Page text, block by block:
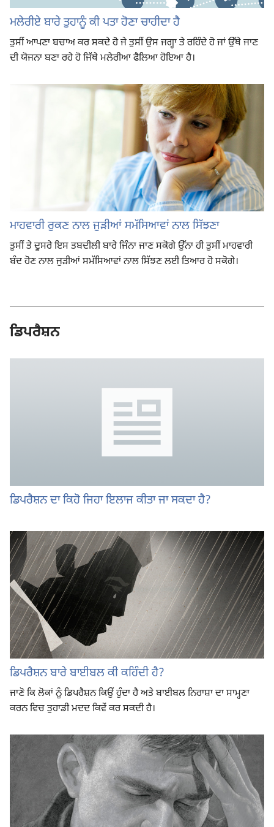
ਮਲੇਰੀਏ ਬਾਰੇ ਤੁਹਾਨੂੰ ਕੀ ਪਤਾ ਹੋਣਾ ਚਾਹੀਦਾ ਹੈ
ਤੁਸੀਂ ਆਪਣਾ ਬਚਾਅ ਕਰ ਸਕਦੇ ਹੋ ਜੇ ਤੁਸੀਂ ਉਸ ਜਗ੍ਹਾ ਤੇ ਰਹਿੰਦੇ ਹੋ ਜਾਂ ਉੱਥੇ ਜਾਣ
ਦੀ ਯੋਜਨਾ ਬਣਾ ਰਹੇ ਹੋ ਜਿੱਥੇ ਮਲੇਰੀਆ ਫੈਲਿਆ ਹੋਇਆ ਹੈ।
ਮਾਹਵਾਰੀ ਰੁਕਣ ਨਾਲ ਜੁੜੀਆਂ ਸਮੱਸਿਆਵਾਂ ਨਾਲ ਸਿੱਝਣਾ
ਤੁਸੀਂ ਤੇ ਦੂਸਰੇ ਇਸ ਤਬਦੀਲੀ ਬਾਰੇ ਜਿੰਨਾ ਜਾਣ ਸਕੋਗੇ ਉੱਨਾ ਹੀ ਤੁਸੀਂ ਮਾਹਵਾਰੀ
ਬੰਦ ਹੋਣ ਨਾਲ ਜੁੜੀਆਂ ਸਮੱਸਿਆਵਾਂ ਨਾਲ ਸਿੱਝਣ ਲਈ ਤਿਆਰ ਹੋ ਸਕੋਗੇ।
ਡਿਪਰੈਸ਼ਨ
ਡਿਪਰੈਸ਼ਨ ਦਾ ਕਿਹੋ ਜਿਹਾ ਇਲਾਜ ਕੀਤਾ ਜਾ ਸਕਦਾ ਹੈ?
ਡਿਪਰੈਸ਼ਨ ਬਾਰੇ ਬਾਈਬਲ ਕੀ ਕਹਿੰਦੀ ਹੈ?
ਜਾਣੋ ਕਿ ਲੋਕਾਂ ਨੂੰ ਡਿਪਰੈਸ਼ਨ ਕਿਉਂ ਹੁੰਦਾ ਹੈ ਅਤੇ ਬਾਈਬਲ ਨਿਰਾਸ਼ਾ ਦਾ ਸਾਮ੍ਹਣਾ
ਕਰਨ ਵਿਚ ਤੁਹਾਡੀ ਮਦਦ ਕਿਵੇਂ ਕਰ ਸਕਦੀ ਹੈ।